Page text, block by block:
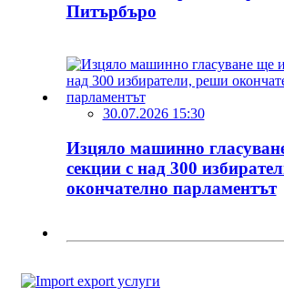
Питърбъро
30.07.2026 15:30
Изцяло машинно
секции с над 300
окончателно парламентът